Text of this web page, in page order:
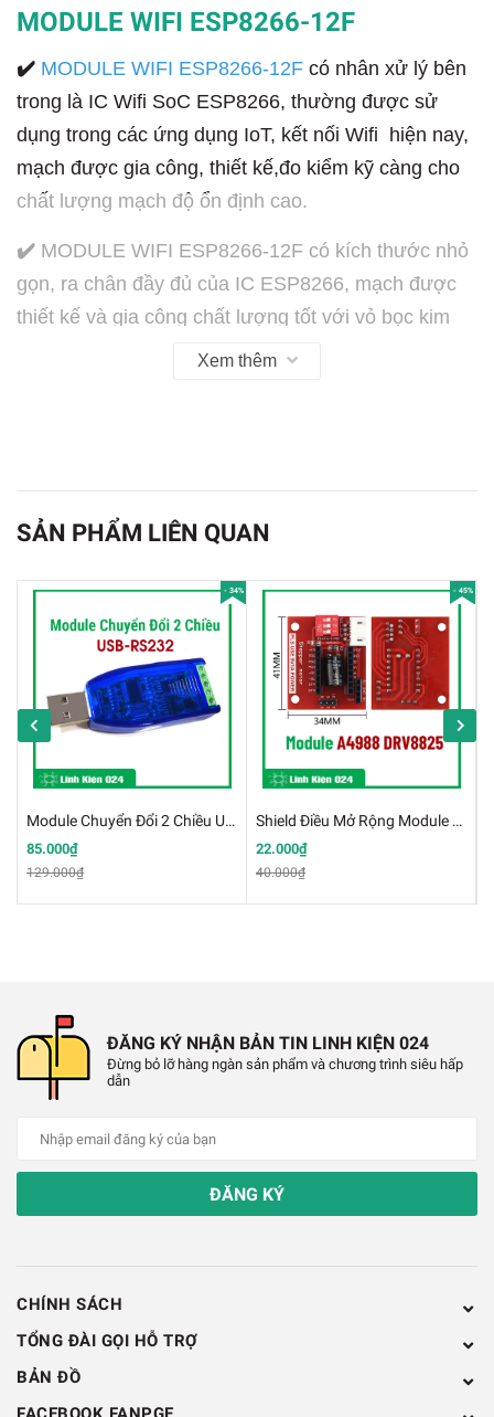
MODULE WIFI ESP8266-12F
✔️ MODULE WIFI ESP8266-12F có nhân xử lý bên
trong là IC Wifi SoC ESP8266, thường được sử
dụng trong các ứng dụng IoT, kết nối Wifi hiện nay,
mạch được gia công, thiết kế,đo kiểm kỹ càng cho
chất lượng mạch độ ổn định cao.
✔️ MODULE WIFI ESP8266-12F có kích thước nhỏ
gọn, ra chân đầy đủ của IC ESP8266, mạch được
thiết kế và gia công chất lượng tốt với vỏ bọc kim
loại chống nhiễu và anten Wifi PCB tích hợp cho
✔️IC chính: ESP8266 Tích hợp MCU 32 Bit
Điện áp sử dụng: 3.0V~3.6V
Dòng điện hoạt động: ≈70mA(170mA MAX)
✔️Tần số Module Wifi: 2.4GHz-2.5GHz (2400M-
2483.5M)
✔️Giao tiếp: UART / HSPI / I2C / I2S / Ir Remote
Contorl GPIO / PWM
Xem thêm
SẢN PHẨM LIÊN QUAN
- 34%
Module Chuyển Đổi 2 Chiều USB-RS232 (K3K18)
85.000₫
129.000₫
- 45%
Shield Điều Mở Rộng Module Điều Khiển Động Cơ Bước A4988 DRV8825
22.000₫
40.000₫
ĐĂNG KÝ NHẬN BẢN TIN LINH KIỆN 024
Đừng bỏ lỡ hàng ngàn sản phẩm và chương trình siêu hấp
dẫn
ĐĂNG KÝ
CHÍNH SÁCH
TỔNG ĐÀI GỌI HỖ TRỢ
BẢN ĐỒ